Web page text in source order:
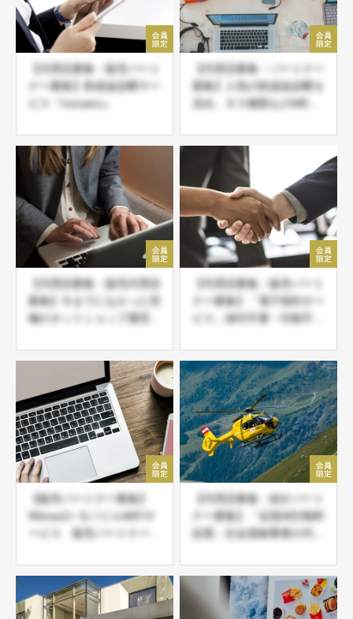
【代理店募集・販売パート
ナー募集】助成金診断サー
ビス『moraeru』
【代理店募集・パートナー
募集】人気の助成金診断を
含め、６０種類ものWEB
扱い可能な ＪＤネットパ
ートナー募集
【代理店募集・販売代理店
募集】今までになかった究
極のネットショップ運営。
れ！
【代理店募集・販売パート
ナー募集】「電子契約サー
ビス」捺印不要・印刷不
要の導入必須商材
【販売パートナー募集】
Wimax2+ モバイルWiFiサ
ービス 販売パートナー募
【代理店募集・紹介パート
ナー募集】「全国AED無料
設置」社会貢献事業の代理